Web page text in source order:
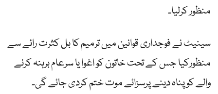
منظور کرلیا۔
سینیٹ نے فوجداری قوانین میں ترمیم کا بل کثرت رائے سے
منظورکیا جس کے تحت خاتون کو اغوا یا سرعام برہنہ کرنے
والے کو پناہ دینے پرسزائے موت ختم کردی جائے گی۔